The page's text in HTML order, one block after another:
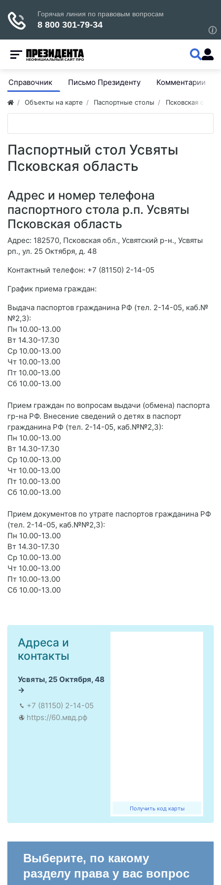
Справочник Письмо Президенту Комментарии
Объекты на карте Паспортные столы Псковская
Паспортный стол Усвяты
Псковская область
Адрес и номер телефона
паспортного стола р.п. Усвяты
Псковская область
Адрес: 182570, Псковская обл., Усвятский р-н., Усвяты
рп., ул. 25 Октября, д. 48
Контактный телефон: +7 (81150) 2-14-05
График приема граждан:
Выдача паспортов гражданина РФ (тел. 2-14-05, каб.№
№2,3):
Пн 10.00-13.00
Вт 14.30-17.30
Ср 10.00-13.00
Чт 10.00-13.00
Пт 10.00-13.00
Сб 10.00-13.00
Прием граждан по вопросам выдачи (обмена) паспорта
гр-на РФ. Внесение сведений о детях в паспорт
гражданина РФ (тел. 2-14-05, каб.№№2,3):
Пн 10.00-13.00
Вт 14.30-17.30
Ср 10.00-13.00
Чт 10.00-13.00
Пт 10.00-13.00
Сб 10.00-13.00
Прием документов по утрате паспортов гражданина РФ
(тел. 2-14-05, каб.№№2,3):
Пн 10.00-13.00
Вт 14.30-17.30
Ср 10.00-13.00
Чт 10.00-13.00
Пт 10.00-13.00
Сб 10.00-13.00
Получить код карты
Адреса и
контакты
Усвяты, 25 Октября, 48
+7 (81150) 2-14-05
https://60.мвд.рф